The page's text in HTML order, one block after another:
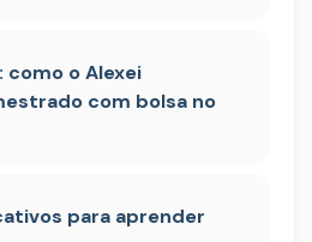
como o Alexei
com bolsa no
para aprender